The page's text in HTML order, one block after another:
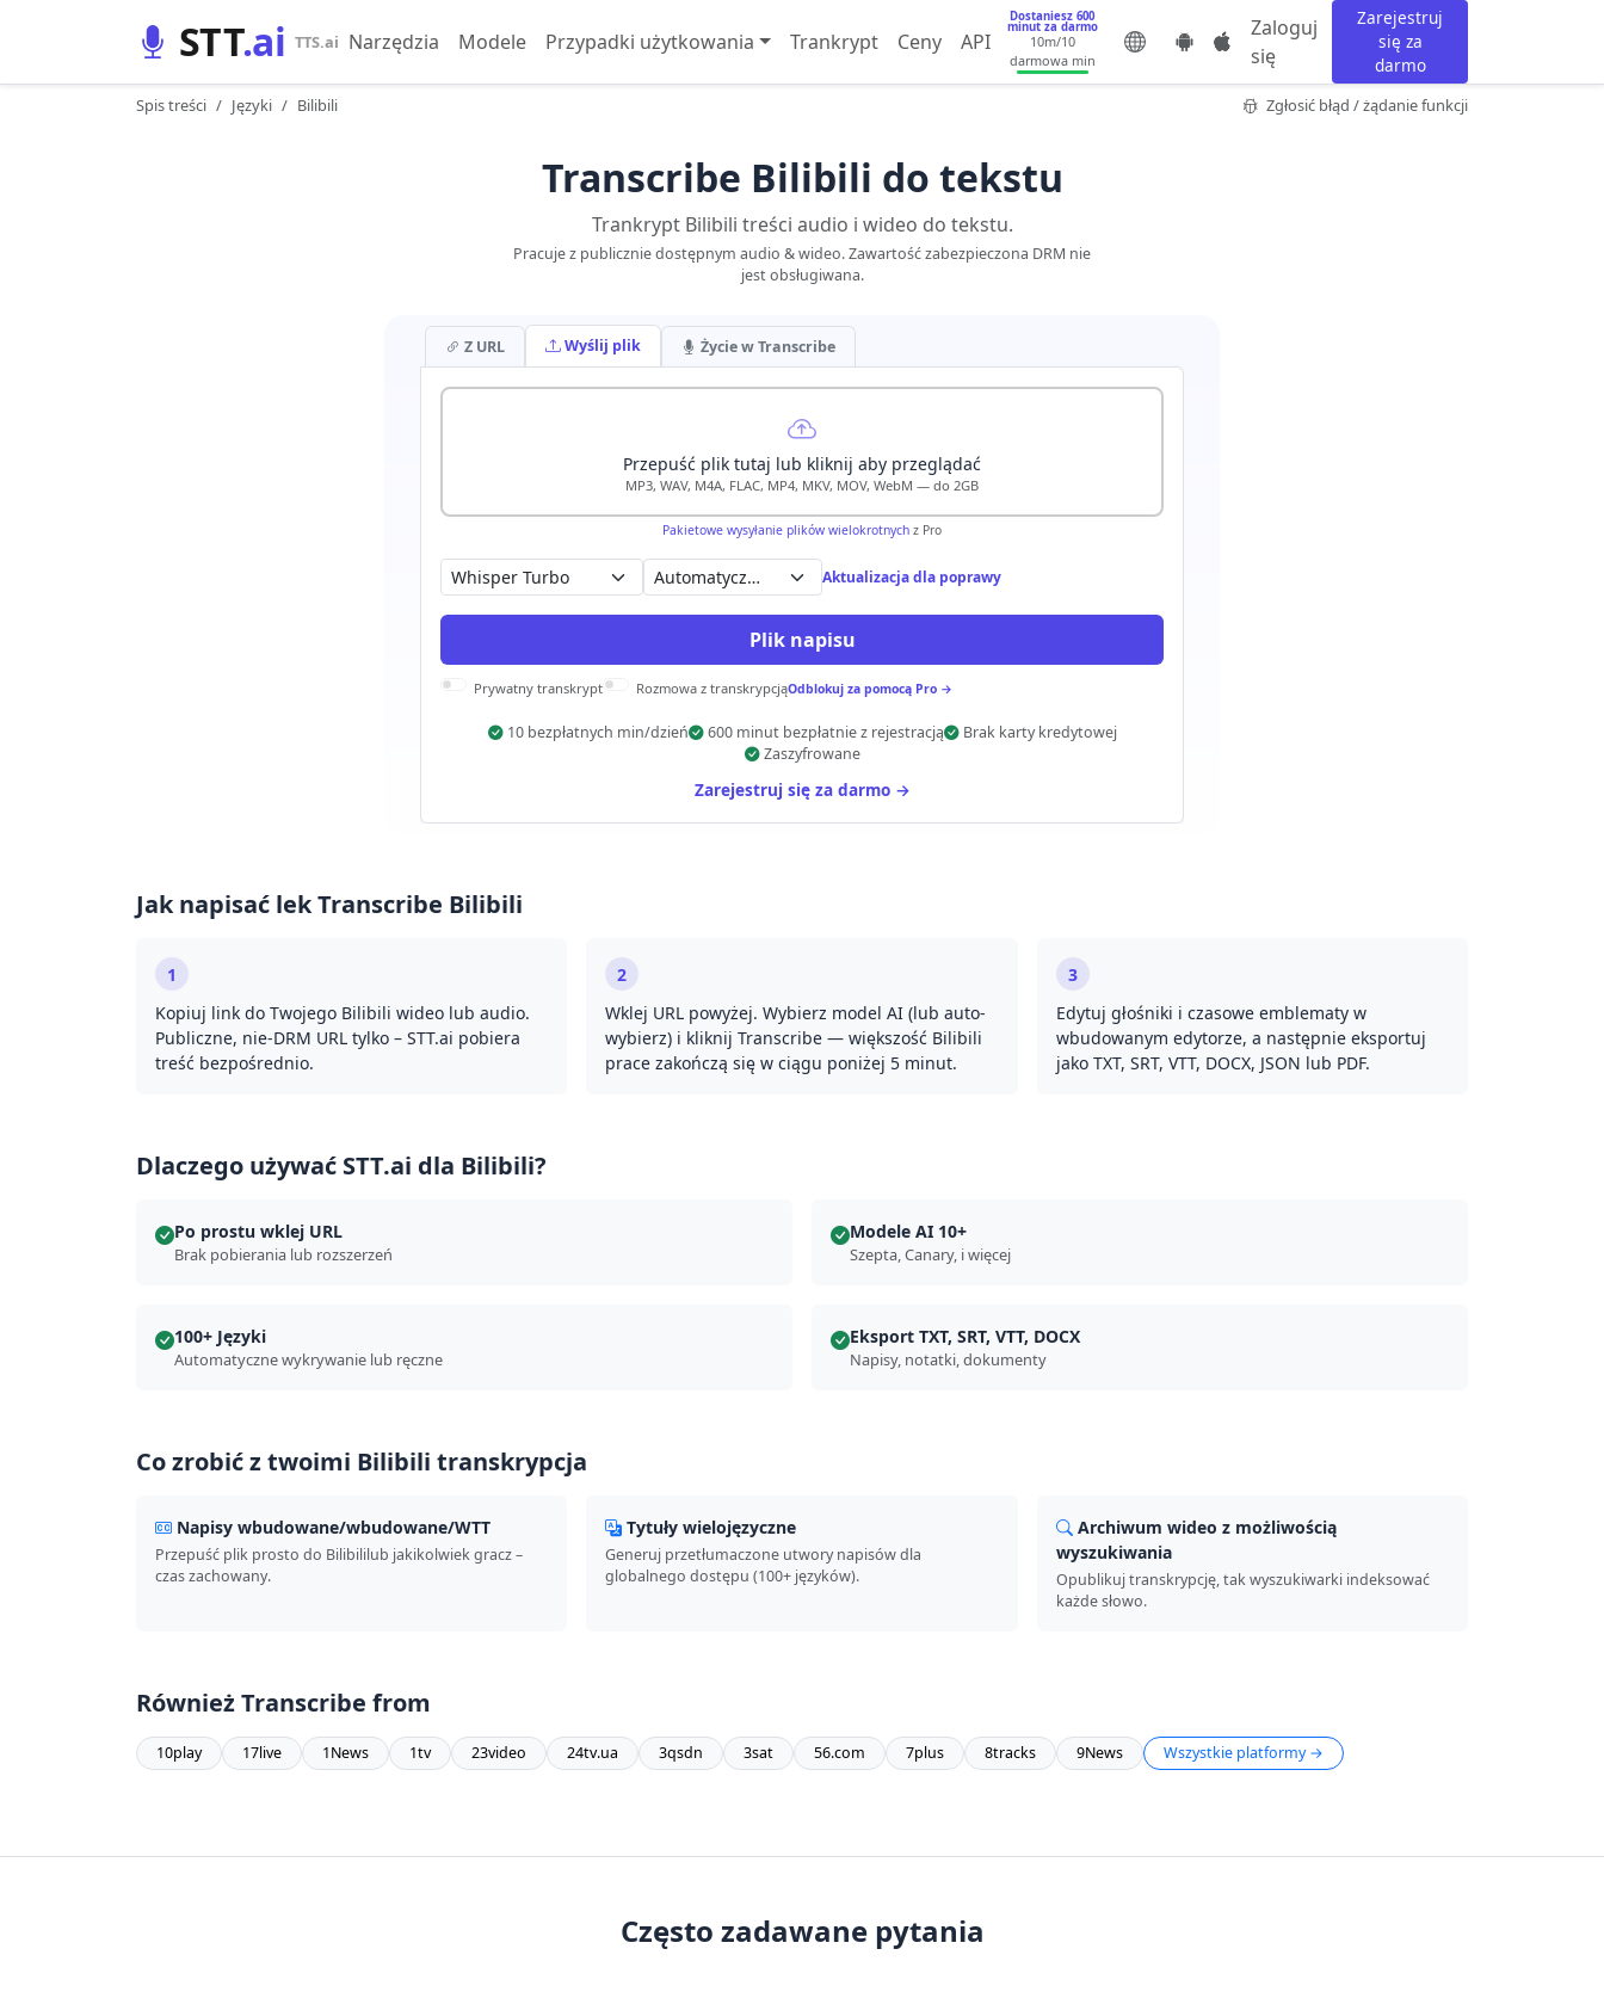
STT.ai TTS.ai Narzędzia Modele Przypadki użytkowania Trankrypt Ceny API
Dostaniesz 600
minut za darmo
10m/10
darmowa min
Zaloguj
się
Zarejestruj
się za
darmo
Spis treści Języki Bilibili Zgłosić błąd / żądanie funkcji
Transcribe Bilibili do tekstu
Trankrypt Bilibili treści audio i wideo do tekstu.
Pracuje z publicznie dostępnym audio & wideo. Zawartość zabezpieczona DRM nie
jest obsługiwana.
Z URL Wyślij plik Życie w Transcribe
Przepuść plik tutaj lub kliknij aby przeglądać
MP3, WAV, M4A, FLAC, MP4, MKV, MOV, WebM — do 2GB
Pakietowe wysyłanie plików wielokrotnych z Pro
Automatyczne wykrywanieAktualizacja dla poprawy
Plik napisu
Prywatny transkrypt Rozmowa z transkrypcjąOdblokuj za pomocą Pro →
10 bezpłatnych min/dzień 600 minut bezpłatnie z rejestracją
Brak karty kredytowej
Zaszyfrowane
Zarejestruj się za darmo →
Jak napisać lek Transcribe Bilibili
1
Kopiuj link do Twojego Bilibili wideo lub audio.
Publiczne, nie-DRM URL tylko – STT.ai pobiera
treść bezpośrednio.
2
Wklej URL powyżej. Wybierz model AI (lub auto-
wybierz) i kliknij Transcribe — większość Bilibili
prace zakończą się w ciągu poniżej 5 minut.
3
Edytuj głośniki i czasowe emblematy w
wbudowanym edytorze, a następnie eksportuj
jako TXT, SRT, VTT, DOCX, JSON lub PDF.
Dlaczego używać STT.ai dla Bilibili?
Po prostu wklej URL
Brak pobierania lub rozszerzeń
Modele AI 10+
Szepta, Canary, i więcej
100+ Języki
Automatyczne wykrywanie lub ręczne
Eksport TXT, SRT, VTT, DOCX
Napisy, notatki, dokumenty
Co zrobić z twoimi Bilibili transkrypcja
Napisy wbudowane/wbudowane/WTT
Przepuść plik prosto do Bilibililub jakikolwiek gracz –
czas zachowany.
Tytuły wielojęzyczne
Generuj przetłumaczone utwory napisów dla
globalnego dostępu (100+ języków).
Archiwum wideo z możliwością
wyszukiwania
Opublikuj transkrypcję, tak wyszukiwarki indeksować
każde słowo.
Również Transcribe from
10play 17live 1News 1tv 23video 24tv.ua 3qsdn 3sat 56.com 7plus 8tracks 9News Wszystkie platformy →
Często zadawane pytania